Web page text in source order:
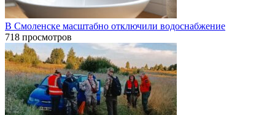
В Смоленске масштабно отключили водоснабжение
718 просмотров